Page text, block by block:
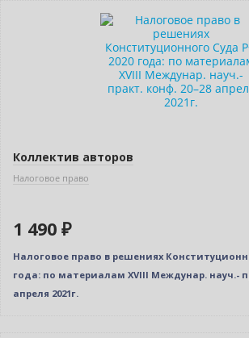
Коллектив авторов
Налоговое право
1 490 ₽
Налоговое право в решениях
года: по материалам XVIII Междунар. науч.-
апреля 2021г.